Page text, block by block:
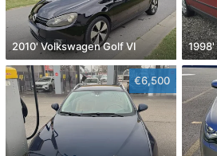
2010' Volkswagen Golf VI 1998'
€6,500